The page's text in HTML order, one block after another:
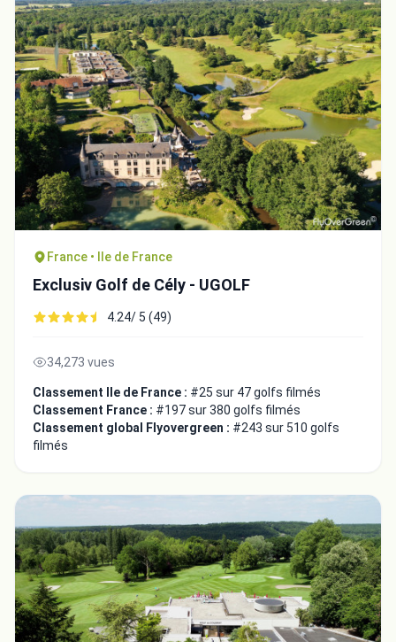
France • Ile de France
Exclusiv Golf de Cély - UGOLF
4.24/ 5 (49)
34,273 vues
Classement Ile de France : #25 sur 47 golfs filmés
Classement France : #197 sur 380 golfs filmés
Classement global Flyovergreen : #243 sur 510 golfs
filmés